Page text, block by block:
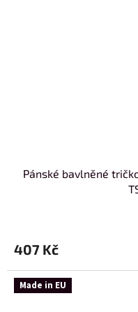
Pánské bavlněné
407 Kč
Made in EU